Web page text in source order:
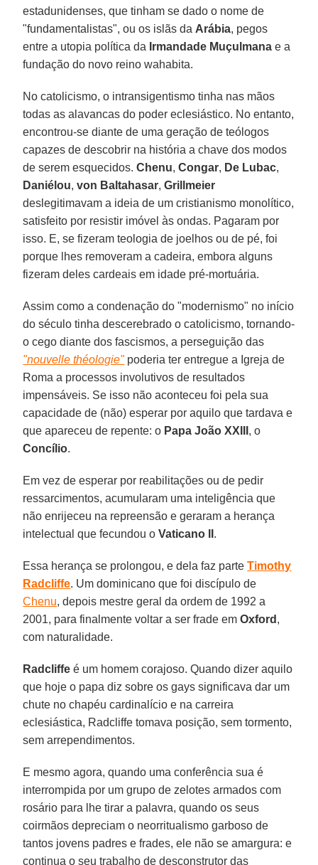
estadunidenses, que tinham se dado o nome de
"fundamentalistas", ou os islãs da Arábia, pegos
entre a utopia política da Irmandade Muçulmana e a
fundação do novo reino wahabita.
No catolicismo, o intransigentismo tinha nas mãos
todas as alavancas do poder eclesiástico. No entanto,
encontrou-se diante de uma geração de teólogos
capazes de descobrir na história a chave dos modos
de serem esquecidos.Chenu,Congar, De Lubac,
Daniélou,von Baltahasar,Grillmeier
deslegitimavam a ideia de um cristianismo monolítico,
satisfeito por resistir imóvel às ondas. Pagaram por
isso. E, se fizeram teologia de joelhos ou de pé, foi
porque lhes removeram a cadeira, embora alguns
fizeram deles cardeais em idade pré-mortuária.
Assim como a condenação do "modernismo" no início
do século tinha descerebrado o catolicismo, tornando-
o cego diante dos fascismos, a perseguição das
"nouvelle théologie"poderia ter entregue a Igreja de
Roma a processos involutivos de resultados
impensáveis. Se isso não aconteceu foi pela sua
capacidade de (não) esperar por aquilo que tardava e
que apareceu de repente: o Papa João XXIII , o
Concílio.
Em vez de esperar por reabilitações ou de pedir
ressarcimentos, acumularam uma inteligência que
não enrijeceu na repreensão e geraram a herança
intelectual que fecundou oVaticano II .
Essa herança se prolongou, e dela faz parteTimothy
Radcliffe. Um dominicano que foi discípulo de
Chenu, depois mestre geral da ordem de 1992 a
2001, para finalmente voltar a ser frade emOxford ,
com naturalidade.
Radcliffe é um homem corajoso. Quando dizer aquilo
que hoje o papa diz sobre os gays significava dar um
chute no chapéu cardinalício e na carreira
eclesiástica, Radcliffe tomava posição, sem tormento,
sem arrependimentos.
E mesmo agora, quando uma conferência sua é
interrompida por um grupo de zelotes armados com
rosário para lhe tirar a palavra, quando os seus
coirmãos depreciam o neorritualismo garboso de
tantos jovens padres e frades, ele não se amargura: e
continua o seu trabalho de desconstrutor das